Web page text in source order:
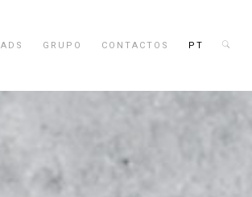
GRUPO CONTACTOS PT